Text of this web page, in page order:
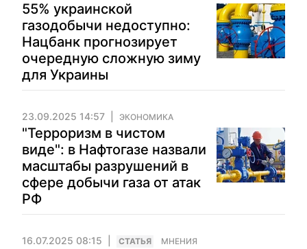
55% украинской
газодобычи недоступно:
Нацбанк прогнозирует
очередную сложную зиму
для Украины
23.09.2025 14:57 ЭКОНОМИКА
"Терроризм в чистом
виде": в Нафтогазе назвали
масштабы разрушений в
сфере добычи газа от атак
РФ
16.07.2025 08:15 CТАТЬЯ МНЕНИЯ